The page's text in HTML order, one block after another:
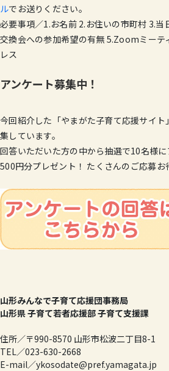
ルでお送りください。
必要事項／1.お名前 2.お住いの市町村 3.当
交換会への参加希望の有無 5.Zoomミーテ
レス
アンケート募集中！
今回紹介した「やまがた子育て応援サイ
集しています。
回答いただいた方の中から抽選で10名様
500円分プレゼント！ たくさんのご応募お
山形みんなで子育て応援団事務局
山形県 子育て若者応援部 子育て支援課
住所／〒990-8570 山形市松波二丁目8-1
TEL／023-630-2668
E-mail／ykosodate@pref.yamagata.jp